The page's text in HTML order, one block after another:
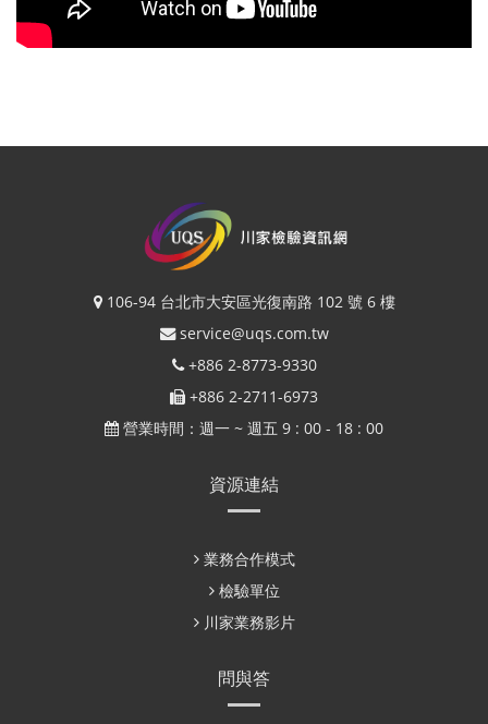
106-94 台北市大安區光復南路 102 號 6 樓
service@uqs.com.tw
+886 2-8773-9330
+886 2-2711-6973
營業時間：週一 ~ 週五 9 : 00 - 18 : 00
資源連結
業務合作模式
檢驗單位
川家業務影片
問與答